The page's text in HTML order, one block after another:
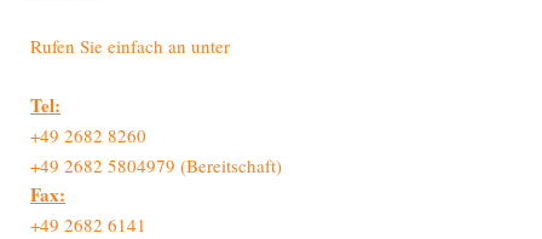
Rufen Sie einfach an unter
Tel:
+49 2682 8260
+49 2682 5804979 (Bereitschaft)
Fax:
+49 2682 6141